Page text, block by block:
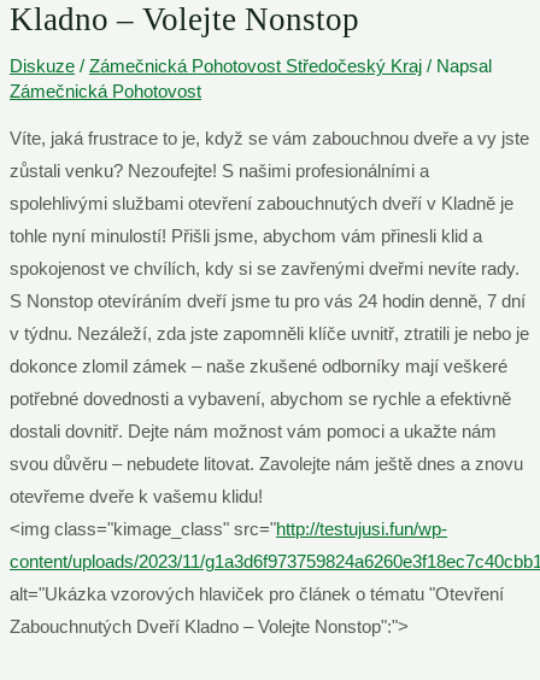
Kladno – Volejte Nonstop
Diskuze / Zámečnická Pohotovost Středočeský Kraj / Napsal
Zámečnická Pohotovost
Víte, jaká frustrace to je, když se vám zabouchnou dveře a vy jste
zůstali venku? Nezoufejte! S našimi profesionálními a
spolehlivými službami otevření zabouchnutých dveří v Kladně je
tohle nyní minulostí! Přišli jsme, abychom vám přinesli klid a
spokojenost ve chvílích, kdy si se zavřenými dveřmi nevíte rady.
S Nonstop otevíráním dveří jsme tu pro vás 24 hodin denně, 7 dní
v týdnu. Nezáleží, zda jste zapomněli klíče uvnitř, ztratili je nebo je
dokonce zlomil zámek – naše zkušené odborníky mají veškeré
potřebné dovednosti a vybavení, abychom se rychle a efektivně
dostali dovnitř. Dejte nám možnost vám pomoci a ukažte nám
svou důvěru – nebudete litovat. Zavolejte nám ještě dnes a znovu
otevřeme dveře k vašemu klidu!
<img class="kimage_class" src="http://testujusi.fun/wp-
content/uploads/2023/11/
alt="Ukázka vzorových hlaviček pro článek o tématu "Otevření
Zabouchnutých Dveří Kladno – Volejte Nonstop":">